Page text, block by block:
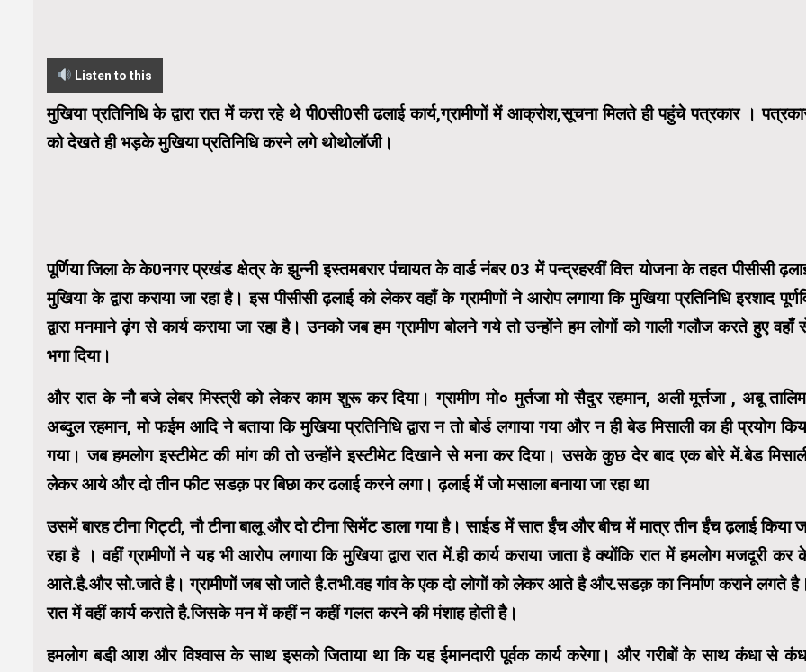
Listen to this
मुखिया प्रतिनिधि के द्वारा रात में करा रहे थे पी0सी0सी ढलाई कार्य,ग्रामीणों में आक्रोश,सूचना मिलते ही पहुंचे पत्रकार ।
को देखते ही भड़के मुखिया प्रतिनिधि करने लगे थोथोलॉजी।
पूर्णिया जिला के के0नगर प्रखंड क्षेत्र के झुन्नी इस्तमबरार पंचायत के वार्ड नंबर 03 में पन्द्रहरवीं वित्त योजना के तहत पीसीसी
मुखिया के द्वारा कराया जा रहा है। इस पीसीसी ढ़लाई को लेकर वहाँ के ग्रामीणों ने आरोप लगाया कि मुखिया प्रतिनिधि इरशाद
द्वारा मनमाने ढ़ंग से कार्य कराया जा रहा है। उनको जब हम ग्रामीण बोलने गये तो उन्होंने हम लोगों को गाली गलौज करते हुए वहाँ
भगा दिया।
और रात के नौ बजे लेबर मिस्त्री को लेकर काम शुरू कर दिया। ग्रामीण मो० मुर्तजा मो सैदुर रहमान, अली मूर्त्तजा , अबू
अब्दुल रहमान, मो फईम आदि ने बताया कि मुखिया प्रतिनिधि द्वारा न तो बोर्ड लगाया गया और न ही बेड मिसाली का ही प्रयोग
गया। जब हमलोग इस्टीमेट की मांग की तो उन्होंने इस्टीमेट दिखाने से मना कर दिया। उसके कुछ देर बाद एक बोरे में.बेड
लेकर आये और दो तीन फीट सडक़ पर बिछा कर ढलाई करने लगा। ढ़लाई में जो मसाला बनाया जा रहा था
उसमें बारह टीना गिट्टी, नौ टीना बालू और दो टीना सिमेंट डाला गया है। साईड में सात ईंच और बीच में मात्र तीन ईंच ढ़लाई किया
रहा है । वहीं ग्रामीणों ने यह भी आरोप लगाया कि मुखिया द्वारा रात में.ही कार्य कराया जाता है क्योंकि रात में हमलोग मजदूरी कर
आते.है.और सो.जाते है। ग्रामीणों जब सो जाते है.तभी.वह गांव के एक दो लोगों को लेकर आते है और.सडक़ का निर्माण कराने लगते
रात में वहीं कार्य कराते है.जिसके मन में कहीं न कहीं गलत करने की मंशाह होती है।
हमलोग बडी़ आश और विश्वास के साथ इसको जिताया था कि यह ईमानदारी पूर्वक कार्य करेगा। और गरीबों के साथ कंधा से